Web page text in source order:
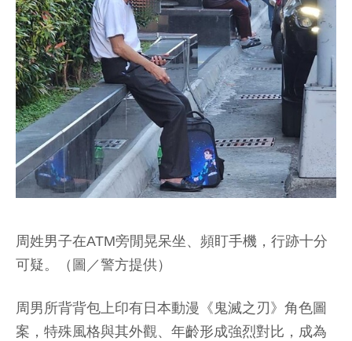
周姓男子在ATM旁閒晃呆坐、頻盯手機，行跡十分
可疑。（圖／警方提供）
周男所背背包上印有日本動漫《鬼滅之刃》角色圖
案，特殊風格與其外觀、年齡形成強烈對比，成為